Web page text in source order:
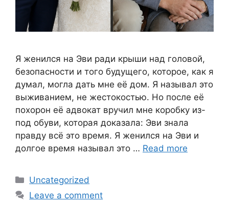
Я женился на Эви ради крыши над головой,
безопасности и того будущего, которое, как я
думал, могла дать мне её дом. Я называл это
выживанием, не жестокостью. Но после её
похорон её адвокат вручил мне коробку из-
под обуви, которая доказала: Эви знала
правду всё это время. Я женился на Эви и
долгое время называл это … Read more
Categories
Uncategorized
Leave a comment